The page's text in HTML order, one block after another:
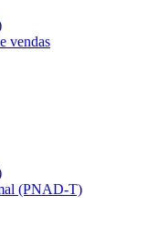
vendas
(PNAD-T)